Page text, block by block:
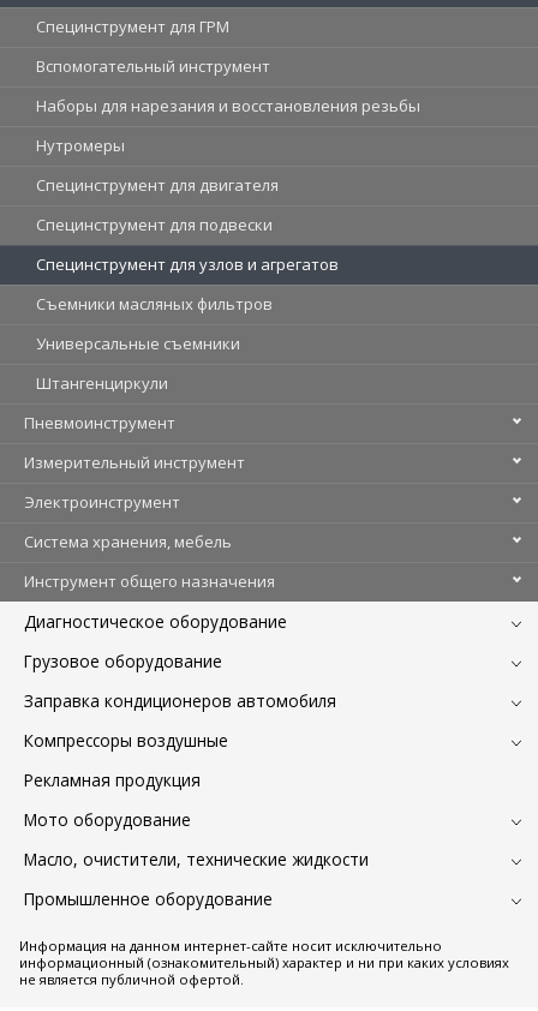
Специнструмент для ГРМ
Вспомогательный инструмент
Наборы для нарезания и восстановления резьбы
Нутромеры
Специнструмент для двигателя
Специнструмент для подвески
Специнструмент для узлов и агрегатов
Съемники масляных фильтров
Универсальные съемники
Штангенциркули
Пневмоинструмент
Измерительный инструмент
Электроинструмент
Система хранения, мебель
Инструмент общего назначения
Диагностическое оборудование
Грузовое оборудование
Заправка кондиционеров автомобиля
Компрессоры воздушные
Рекламная продукция
Мото оборудование
Масло, очистители, технические жидкости
Промышленное оборудование
Информация на данном интернет-сайте носит исключительно
информационный (ознакомительный) характер и ни при каких условиях
не является публичной офертой.